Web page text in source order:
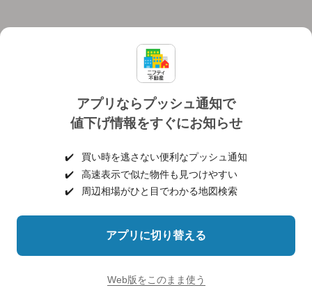
アプリならプッシュ通知で
値下げ情報をすぐにお知らせ
✔️
買い時を逃さない便利なプッシュ通知
✔️
高速表示で似た物件も見つけやすい
✔️
周辺相場がひと目でわかる地図検索
アプリに切り替える
Web版をこのまま使う
個人情報保護ポリシー 利用規約
ヘルプ・お問い合わせ 採用情報
©NIFTY Lifestyle Co., Ltd.